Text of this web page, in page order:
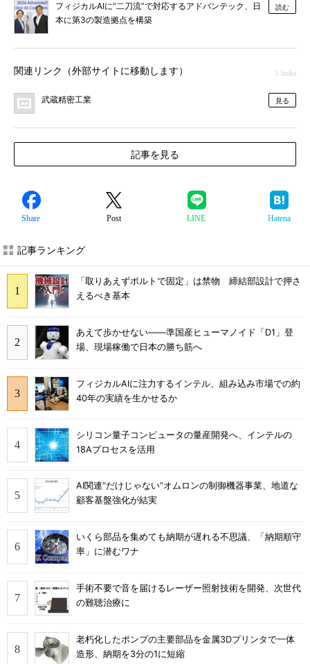
フィジカルAIに“二刀流”で対応するアドバンテック、日
本に第3の製造拠点を構築
読む
関連リンク（外部サイトに移動します） 1 links
武蔵精密工業 見る
記事を見る
Share Post LINE Hatena
記事ランキング
「取りあえずボルトで固定」は禁物 締結部設計で押さ
えるべき基本
あえて歩かせない――準国産ヒューマノイド「D1」登
場、現場稼働で日本の勝ち筋へ
フィジカルAIに注力するインテル、組み込み市場での約
40年の実績を生かせるか
シリコン量子コンピュータの量産開発へ、インテルの
18Aプロセスを活用
AI関連“だけじゃない”オムロンの制御機器事業、地道な
顧客基盤強化が結実
いくら部品を集めても納期が遅れる不思議、「納期順守
率」に潜むワナ
手術不要で音を届けるレーザー照射技術を開発、次世代
の難聴治療に
老朽化したポンプの主要部品を金属3Dプリンタで一体
造形、納期を3分の1に短縮